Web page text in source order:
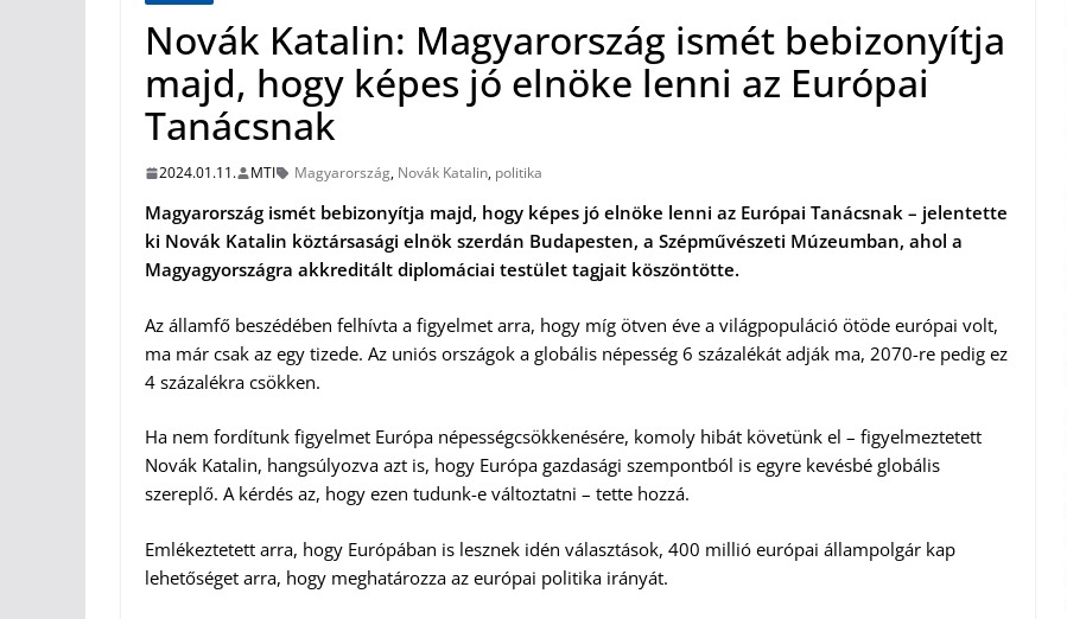
Novák Katalin: Magyarország ismét bebizonyítja
majd, hogy képes jó elnöke lenni az Európai
Tanácsnak
2024.01.11. MTI Magyarország, Novák Katalin, politika
Magyarország ismét bebizonyítja majd, hogy képes jó elnöke lenni az Európai Tanácsnak – jelentette
ki Novák Katalin köztársasági elnök szerdán Budapesten, a Szépművészeti Múzeumban, ahol a
Magyagyországra akkreditált diplomáciai testület tagjait köszöntötte.
Az államfő beszédében felhívta a figyelmet arra, hogy míg ötven éve a világpopuláció ötöde európai volt,
ma már csak az egy tizede. Az uniós országok a globális népesség 6 százalékát adják ma, 2070-re pedig ez
4 százalékra csökken.
Ha nem fordítunk figyelmet Európa népességcsökkenésére, komoly hibát követünk el – figyelmeztetett
Novák Katalin, hangsúlyozva azt is, hogy Európa gazdasági szempontból is egyre kevésbé globális
szereplő. A kérdés az, hogy ezen tudunk-e változtatni – tette hozzá.
Emlékeztetett arra, hogy Európában is lesznek idén választások, 400 millió európai állampolgár kap
lehetőséget arra, hogy meghatározza az európai politika irányát.